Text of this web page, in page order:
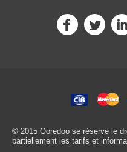
© 2015 Ooredoo se réserve le
partiellement les tarifs et